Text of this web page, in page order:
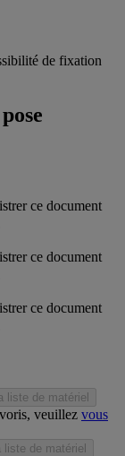
de fixation
ce document
ce document
ce document
liste de matériel
veuillez vous
liste de matériel